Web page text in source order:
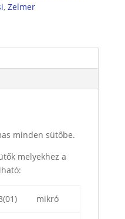
, Zelmer
minden sütőbe.
melyekhez a
mikró